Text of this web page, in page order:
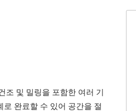
조 및 밀링을 포함한 여러 기
완료할 수 있어 공간을 절